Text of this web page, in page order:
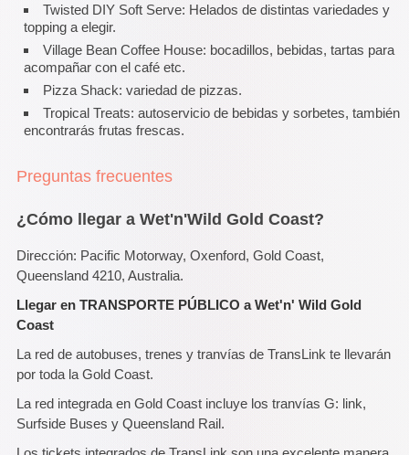
Twisted DIY Soft Serve: Helados de distintas variedades y
topping a elegir.
Village Bean Coffee House: bocadillos, bebidas, tartas para
acompañar con el café etc.
Pizza Shack: variedad de pizzas.
Tropical Treats: autoservicio de bebidas y sorbetes, también
encontrarás frutas frescas.
Preguntas frecuentes
¿Cómo llegar a Wet'n'Wild Gold Coast?
Dirección: Pacific Motorway, Oxenford, Gold Coast,
Queensland 4210, Australia.
Llegar en TRANSPORTE PÚBLICO a Wet'n' Wild Gold
Coast
La red de autobuses, trenes y tranvías de TransLink te llevarán
por toda la Gold Coast.
La red integrada en Gold Coast incluye los tranvías G: link,
Surfside Buses y Queensland Rail.